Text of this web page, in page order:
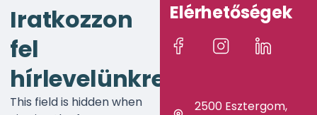
Iratkozzon
fel
hírlevelünkre!
This field is hidden when
Elérhetőségek
2500 Esztergom,